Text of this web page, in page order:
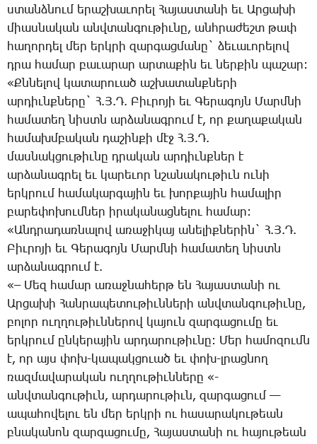
ստանձ­նում ե­րաշ­խա­ւո­րել ­Հա­յաս­տա­նի եւ Ար­ցա­խի
միաս­նա­կան անվ­տան­գու­թիւ­նը, անհ­րա­ժեշտ թափ
հա­ղոր­դել մեր երկ­րի զար­գաց­մա­նը` ձե­ւա­ւո­րե­լով
դրա հա­մար բա­ւա­րար ար­տա­քին եւ ներ­քին պա­շար:
«Քն­նե­լով կա­տա­րո­ւած աշ­խա­տանք­նե­րի
ար­դիւնք­նե­րը` Հ.Յ.Դ. ­Բիւ­րո­յի եւ ­Գե­րա­գոյն ­Մարմ­նի
հա­մա­տեղ նիստն ար­ձա­նագ­րում է, որ քա­ղա­քա­կան
հա­մախմ­բա­կան դա­շին­քի մէջ Հ.Յ.Դ.
մաս­նակ­ցու­թիւ­նը դրա­կան ար­դիւնք­ներ է
ար­ձա­նագ­րել եւ կա­րե­ւոր նշա­նա­կու­թիւն ու­նի
երկ­րում հա­մա­կար­գա­յին եւ խոր­քա­յին հա­մա­լիր
բա­րե­փո­խում­ներ ի­րա­կա­նաց­նե­լու հա­մար:
«Անդ­րա­դառ­նա­լով ա­ռա­ջի­կայ ա­նե­լիք­նե­րին` Հ.Յ.Դ.
­Բիւ­րո­յի եւ ­Գե­րա­գոյն ­Մարմ­նի հա­մա­տեղ նիստն
ար­ձա­նագ­րում է.
«– ­Մեզ հա­մար ա­ռաջ­նա­հերթ են ­Հա­յաս­տա­նի ու
Ար­ցա­խի ­Հան­րա­պե­տու­թիւն­նե­րի անվ­տան­գու­թիւ­նը,
բո­լոր ուղ­ղու­թիւն­նե­րով կա­յուն զար­գա­ցու­մը եւ
երկ­րում ըն­կե­րա­յին ար­դա­րու­թիւ­նը: ­Մեր հա­մո­զումն
է, որ այս փոխ-կա­պակ­ցո­ւած եւ փոխ-լրաց­նող
ռազ­մա­վա­րա­կան ուղ­ղու­թիւն­նե­րը «-
անվ­տան­գու­թիւն, ար­դա­րու­թիւն, զար­գա­ցում —
ա­պա­հո­վե­լու են մեր երկ­րի ու հա­սա­րա­կու­թեան
բնա­կա­նոն զար­գա­ցու­մը, ­Հա­յաս­տա­նի ու հա­յու­թեան